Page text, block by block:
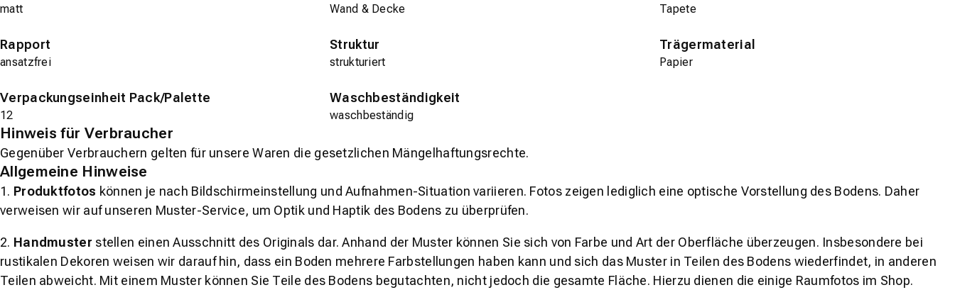
matt Wand & Decke Tapete
Rapport
ansatzfrei
Struktur
strukturiert
Trägermaterial
Papier
Verpackungseinheit Pack/Palette
12
Waschbeständigkeit
waschbeständig
Hinweis für Verbraucher
Gegenüber Verbrauchern gelten für unsere Waren die gesetzlichen Mängelhaftungsrechte.
Allgemeine Hinweise
1. Produktfotos können je nach Bildschirmeinstellung und Aufnahmen-Situation variieren. Fotos zeigen lediglich eine optische Vorstellung des Bodens. Daher
verweisen wir auf unseren Muster-Service, um Optik und Haptik des Bodens zu überprüfen.
2. Handmuster stellen einen Ausschnitt des Originals dar. Anhand der Muster können Sie sich von Farbe und Art der Oberfläche überzeugen. Insbesondere bei
rustikalen Dekoren weisen wir darauf hin, dass ein Boden mehrere Farbstellungen haben kann und sich das Muster in Teilen des Bodens wiederfindet, in anderen
Teilen abweicht. Mit einem Muster können Sie Teile des Bodens begutachten, nicht jedoch die gesamte Fläche. Hierzu dienen die einige Raumfotos im Shop.